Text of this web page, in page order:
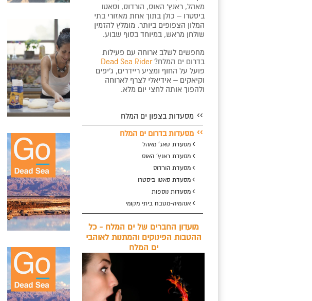
מאהל, ראנץ' האוס, הורדוס, וסאטו
ביסטרו – כולן בתוך אחת מאזורי בתי
המלון הצפופים ביותר. מומלץ להזמין
שולחן מראש, במיוחד בסוף שבוע.
מחפשים לשלב ארוחה עם פעילות
בדרום ים המלח?Dead Sea Rider
פועל על החוף ומציע ריידרים, ג'יפים
וקיאקים – אידיאלי לצרף לארוחה
ולהפוך אותה לחצי יום מלא.
›› מסעדות בצפון ים המלח
›› מסעדות בדרום ים המלח
› מסעדת טאג' מאהל
› מסעדת ראנץ' האוס
› מסעדת הורדוס
› מסעדת סאטו ביסטרו
› מסעדות נוספות
› אנהמיה-מטבח ביתי מקומי
מועדון החברים של ים המלח - כל
ההטבות הפינוקים והמתנות לאוהבי
ים המלח